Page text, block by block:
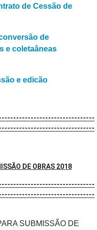
de Cessão de
de
e coletaâneas
e edicão
DE OBRAS 2018
SUBMISSÃO DE